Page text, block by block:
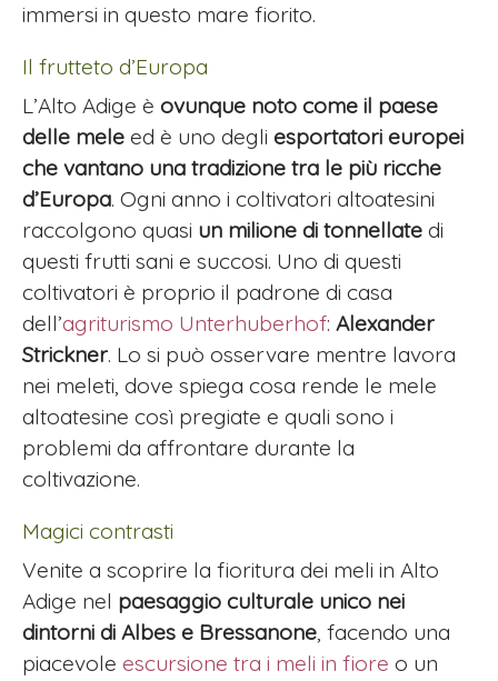
immersi in questo mare fiorito.
Il frutteto d’Europa
L’Alto Adige è ovunque noto come il paese
delle mele ed è uno degli esportatori europei
che vantano una tradizione tra le più ricche
d’Europa. Ogni anno i coltivatori altoatesini
raccolgono quasi un milione di tonnellate di
questi frutti sani e succosi. Uno di questi
coltivatori è proprio il padrone di casa
dell’agriturismo Unterhuberhof: Alexander
Strickner. Lo si può osservare mentre lavora
nei meleti, dove spiega cosa rende le mele
altoatesine così pregiate e quali sono i
problemi da affrontare durante la
coltivazione.
Magici contrasti
Venite a scoprire la fioritura dei meli in Alto
Adige nel paesaggio culturale unico nei
dintorni di Albes e Bressanone, facendo una
piacevole escursione tra i meli in fiore o un